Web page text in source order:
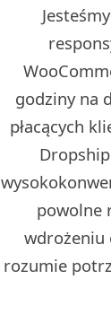
godziny na
płacących
powolne
wdrożeniu
rozumie